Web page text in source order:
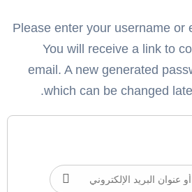
Please enter your username or
You will receive a link to
email. A new generated
which can be changed